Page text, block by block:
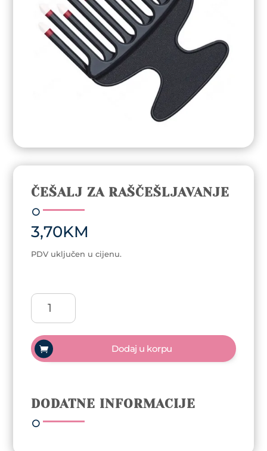
ČEŠALJ ZA RAŠČEŠLJAVANJE
3,70KM
PDV uključen u cijenu.
Češalj
raščešljavanje
količina
Dodaj u korpu
DODATNE INFORMACIJE